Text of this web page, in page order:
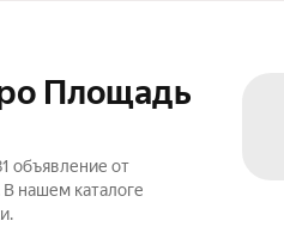
Площадь
объявление от
нашем каталоге